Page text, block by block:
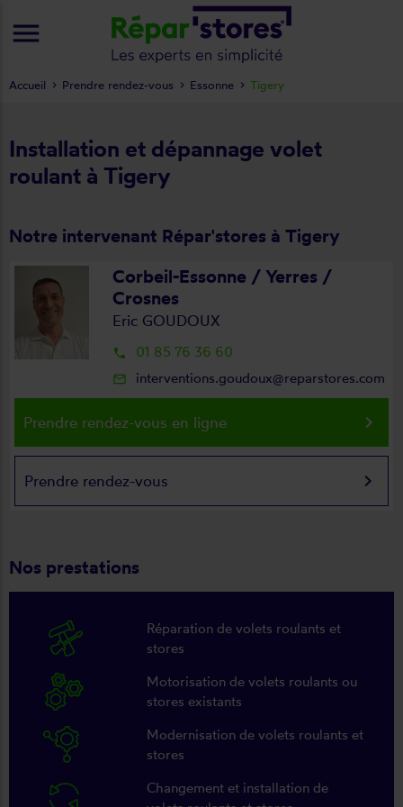
Installation et dépannage volet
roulant à Tigery
Notre intervenant Répar'stores à Tigery
Corbeil-Essonne / Yerres /
Crosnes
Eric GOUDOUX
local_phone 01 85 76 36 60
mail_outline interventions.goudoux@reparstores.com
Prendre rendez-vous en ligne keyboard_arrow_right
Prendre rendez-vous keyboard_arrow_right
Nos prestations
Réparation de volets roulants et
stores
Motorisation de volets roulants ou
stores existants
Modernisation de volets roulants et
stores
Changement et installation de
Accueil Prendre rendez-vous Essonne Tigery
menu